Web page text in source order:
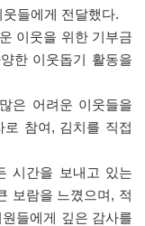
웃들에게 전달했다.
이웃을 위한 기부금
한 이웃돕기 활동을
은 어려운 이웃들을
로 참여 , 김치를 직접
시간을 보내고 있는
보람을 느꼈으며 , 적
들에게 깊은 감사를